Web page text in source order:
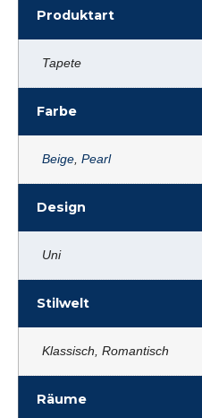
Produktart
Tapete
Farbe
Beige, Pearl
Design
Uni
Stilwelt
Klassisch, Romantisch
Räume